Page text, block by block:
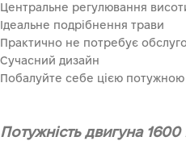
Центральне регулювання
Ідеальне подрібнення трави
Практично не потребує
Сучасний дизайн
Побалуйте себе цією
Потужність двигуна 1600